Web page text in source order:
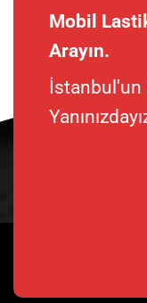
Mobil
Arayın.
İstanbul'un